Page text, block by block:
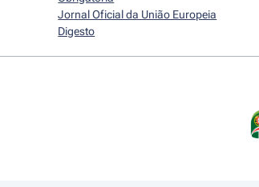
Jornal Oficial da União Europeia
Digesto